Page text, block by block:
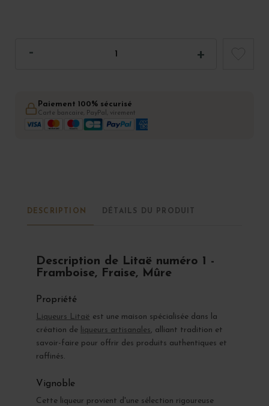
Paiement 100% sécurisé
Carte bancaire, PayPal, virement
DESCRIPTION DÉTAILS DU PRODUIT
Description de Litaë numéro 1 -
Framboise, Fraise, Mûre
Propriété
Liqueurs Litaë est une maison spécialisée dans la
création de liqueurs artisanales, alliant tradition et
savoir-faire pour offrir des produits authentiques et
raffinés.
Vignoble
Cette liqueur provient d'une sélection rigoureuse